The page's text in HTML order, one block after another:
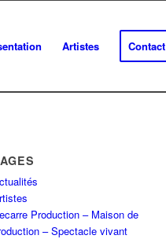
Artistes Contact
Production – Maison de
– Spectacle vivant